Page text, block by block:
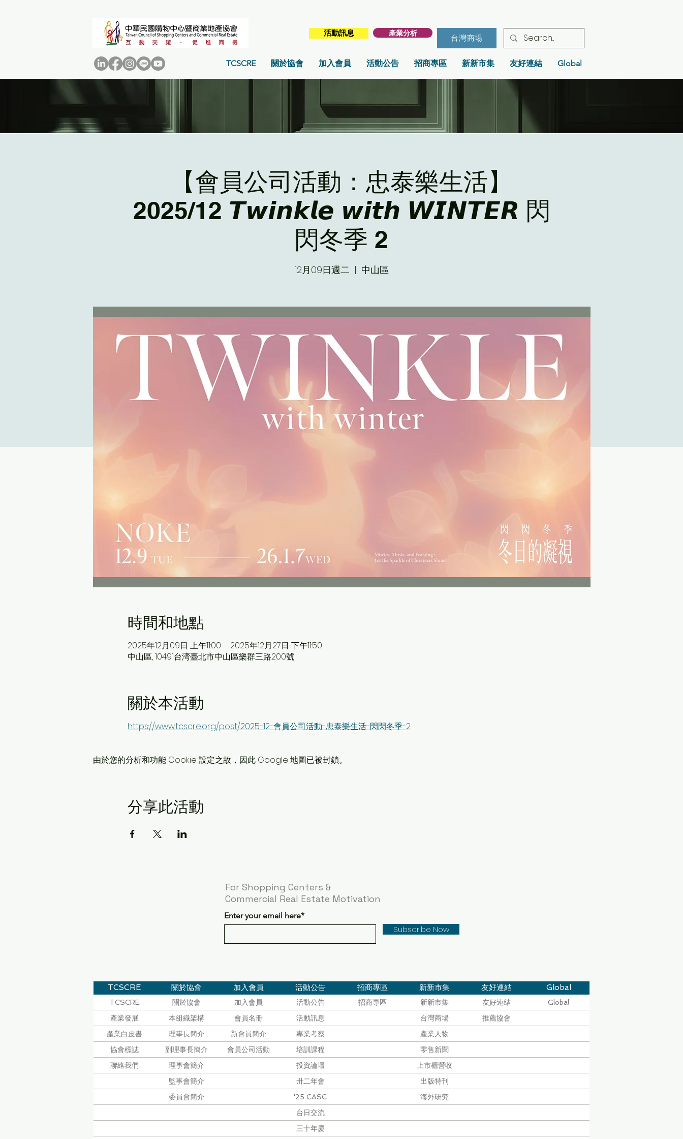
活動訊息 產業分析
台灣商場
TCSCRE 關於協會 加入會員 活動公告 招商專區 新新市集 友好連結 Global
【會員公司活動：忠泰樂生活】
2025/12 𝙏𝙬𝙞𝙣𝙠𝙡𝙚 𝙬𝙞𝙩𝙝 𝙒𝙄𝙉𝙏𝙀𝙍 閃
閃冬季 2
12月09日週二
  |
中山區
時間和地點
2025年12月09日 上午11:00 – 2025年12月27日 下午11:50
中山區, 10491台湾臺北市中山區樂群三路200號
關於本活動
https://www.tcscre.org/post/2025-12-會員公司活動-忠泰樂生活-閃閃冬季-2
由於您的分析和功能 Cookie 設定之故，因此 Google 地圖已被封鎖。
分享此活動
For Shopping Centers &
Commercial Real Estate Motivation
Enter your email here*
Subscribe Now
TCSCRE 關於協會 加入會員 活動公告 招商專區 新新市集 友好連結 Global
TCSCRE 關於協會 加入會員 活動公告 招商專區 新新市集 友好連結
Global
產業發展
本組織架構 會員名冊 活動訊息 台灣商場
推薦協會
產業白皮書
理事長簡介 新會員簡介 專業考察
產業人物
協會標誌
副理事長簡介 會員公司活動 培訓課程
零售新聞
聯絡我們
理事會簡介 投資論壇
上市櫃營收
監事會簡介
卅二年會
出版特刊
委員會簡介
'25 CASC
海外研究
台日交流
三十年慶